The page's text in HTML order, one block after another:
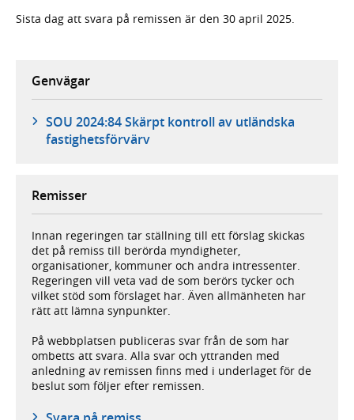
Sista dag att svara på remissen är den 30 april 2025.
Genvägar
SOU 2024:84 Skärpt kontroll av utländska
fastighetsförvärv
Remisser
Innan regeringen tar ställning till ett förslag skickas
det på remiss till berörda myndigheter,
organisationer, kommuner och andra intressenter.
Regeringen vill veta vad de som berörs tycker och
vilket stöd som förslaget har. Även allmänheten har
rätt att lämna synpunkter.
På webbplatsen publiceras svar från de som har
ombetts att svara. Alla svar och yttranden med
anledning av remissen finns med i underlaget för de
beslut som följer efter remissen.